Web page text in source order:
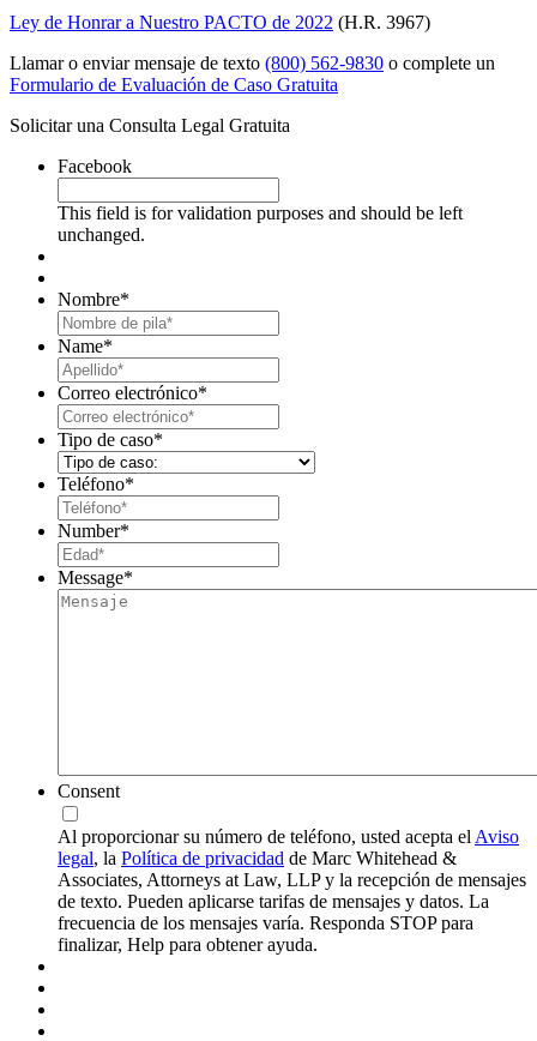
Ley de Honrar a Nuestro PACTO de 2022 (H.R. 3967)
Llamar o enviar mensaje de texto (800) 562-9830 o complete un
Formulario de Evaluación de Caso Gratuita
Solicitar una Consulta Legal Gratuita
Facebook
This field is for validation purposes and should be left
unchanged.
Nombre*
Name*
Correo electrónico*
Tipo de caso*
Teléfono*
Number*
Message*
Consent
Al proporcionar su número de teléfono, usted acepta el Aviso
legal, la Política de privacidad de Marc Whitehead &
Associates, Attorneys at Law, LLP y la recepción de mensajes
de texto. Pueden aplicarse tarifas de mensajes y datos. La
frecuencia de los mensajes varía. Responda STOP para
finalizar, Help para obtener ayuda.